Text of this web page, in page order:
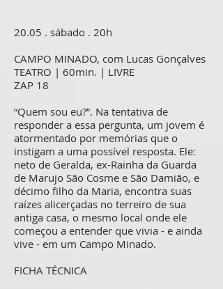
20.05 . sábado . 20h
CAMPO MINADO, com Lucas Gonçalves
TEATRO | 60min. | LIVRE
ZAP 18
“Quem sou eu?”. Na tentativa de
responder a essa pergunta, um jovem é
atormentado por memórias que o
instigam a uma possível resposta. Ele:
neto de Geralda, ex-Rainha da Guarda
de Marujo São Cosme e São Damião, e
décimo filho da Maria, encontra suas
raízes alicerçadas no terreiro de sua
antiga casa, o mesmo local onde ele
começou a entender que vivia - e ainda
vive - em um Campo Minado.
FICHA TÉCNICA